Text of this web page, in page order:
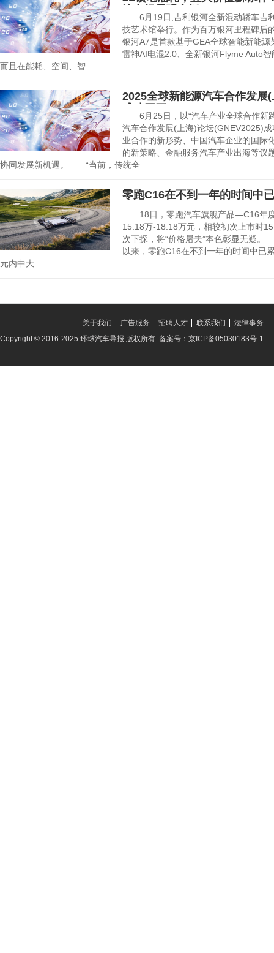
流市场最强家轿
6月19日,吉利银河全新混动轿车吉
技艺术馆举行。作为百万银河里程碑后
银河A7是首款基于GEA全球智能新能
雷神AI电混2.0、全新银河Flyme Auto
而且在能耗、空间、智
2025全球新能源汽车合作发展
6月25日，以“汽车产业全球合作新
汽车合作发展(上海)论坛(GNEV2025)
业合作的新形势、中国汽车企业的国际
的新策略、金融服务汽车产业出海等议
协同发展新机遇。 “当前，传统全
零跑C16在不到一年的时间中
18日，零跑汽车旗舰产品—C16年度
15.18万-18.18万元，相较初次上市时
次下探，将“价格屠夫”本色彰显无疑
以来，零跑C16在不到一年的时间中已
元内中大
法律事务
联系我们
招聘人才
广告服务
关于我们
Copyright © 2016-2025 环球汽车导报 版权所有 备案号：京ICP备05030183号-1